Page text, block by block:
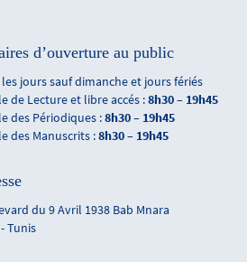
d’ouverture au public
jours sauf dimanche et jours fériés
de Lecture et libre accés :8h30 – 19h45
des Périodiques :8h30 – 19h45
des Manuscrits :8h30 – 19h45
du 9 Avril 1938 Bab Mnara
Tunis